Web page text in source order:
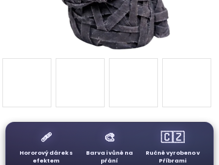
nás
Blog
🩹
Hororový dárek s
efektem
🎨
Barva i vůně na
přání
🇨🇿
Ručně vyrobeno v
Příbrami